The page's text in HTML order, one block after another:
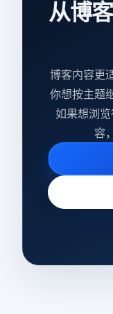
从博
博客内容更
你想按主题
如果想浏
容